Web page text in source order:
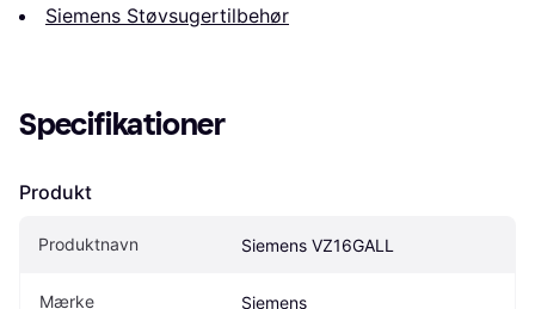
Siemens Støvsugertilbehør
Specifikationer
Produkt
Produktnavn Siemens VZ16GALL
Mærke Siemens